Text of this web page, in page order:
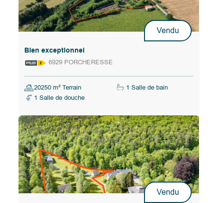
Vendu
Bien exceptionnel
6929 PORCHERESSE
20250 m² Terrain
1 Salle de bain
1 Salle de douche
Vendu